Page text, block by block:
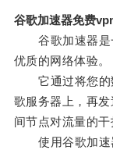
谷歌加速器免费
谷歌加速器是
优质的网络体验。
它通过将您的
歌服务器上，再
间节点对流量的
使用谷歌加速